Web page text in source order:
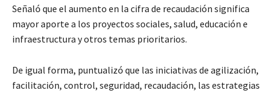
Señaló que el aumento en la cifra de recaudación significa
mayor aporte a los proyectos sociales, salud, educación e
infraestructura y otros temas prioritarios.
De igual forma, puntualizó que las iniciativas de agilización,
facilitación, control, seguridad, recaudación, las estrategias